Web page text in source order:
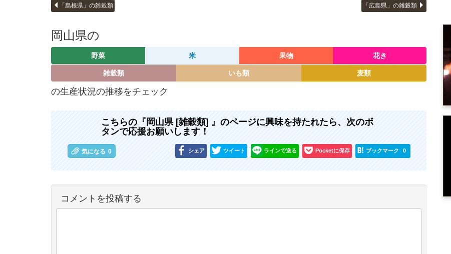
「島根県」の雑穀類 「広島県」の雑穀類
岡山県の
野菜 米 果物 花き
雑穀類 いも類 麦類
の生産状況の推移をチェック
こちらの『岡山県 [雑穀類] 』のページに興味を持たれたら、次のボ
タンで応援お願いします！
気になる 0 シェア ツイート ラインで送る Pocketに保存 ブックマーク 0
コメントを投稿する